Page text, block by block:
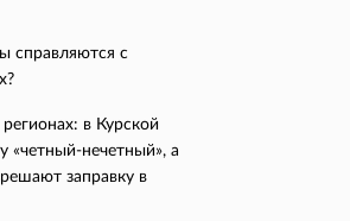
справляются с
в Курской
«четный-нечетный», а
заправку в